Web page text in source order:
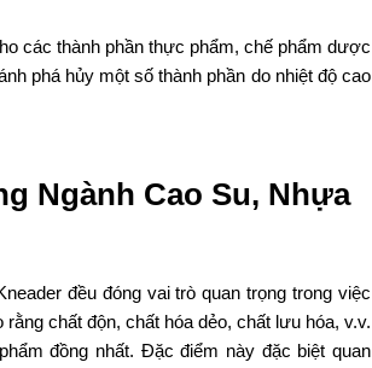
các thành phần thực phẩm, chế phẩm dược
phá hủy một số thành phần do nhiệt độ cao
Ngành Cao Su, Nhựa
đều đóng vai trò quan trọng trong việc
chất độn, chất hóa dẻo, chất lưu hóa, v.v.
đồng nhất. Đặc điểm này đặc biệt quan